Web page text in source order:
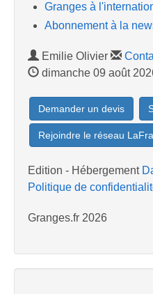
Granges à
Abonnement à la
Emilie Olivier
dimanche 09 août
Demander un devis
Rejoindre le réseau
Edition - Hébergement
Politique de
Granges.fr 2026